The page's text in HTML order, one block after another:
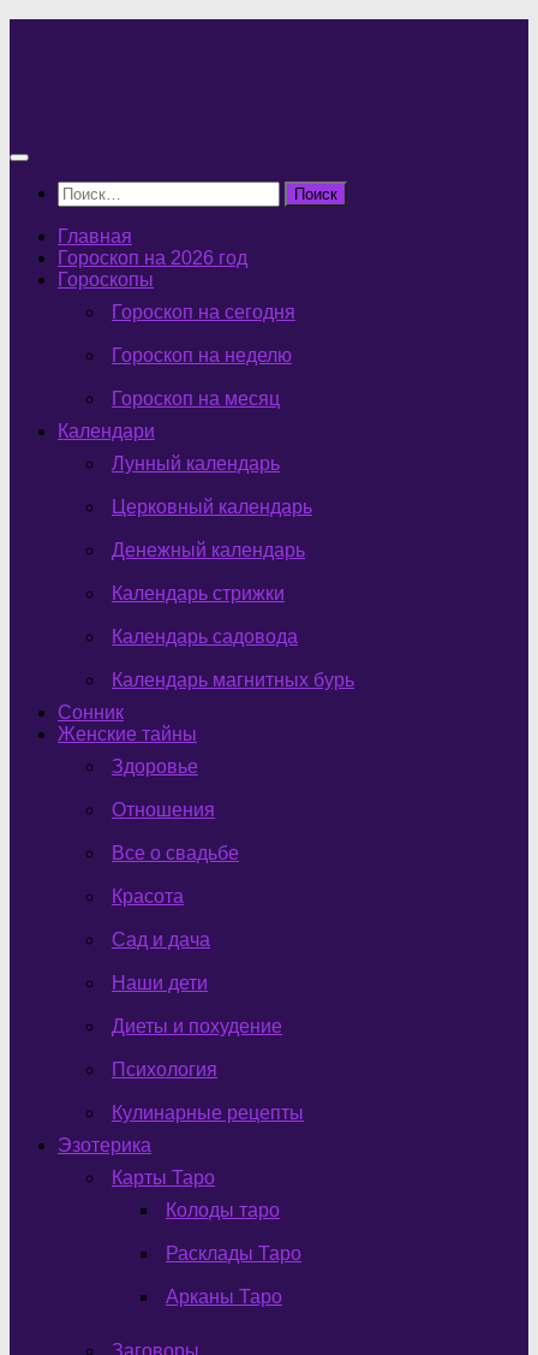
Найти:
Главная
Гороскоп на 2026 год
Гороскопы
Гороскоп на сегодня
Гороскоп на неделю
Гороскоп на месяц
Календари
Лунный календарь
Церковный календарь
Денежный календарь
Календарь стрижки
Календарь садовода
Календарь магнитных бурь
Сонник
Женские тайны
Здоровье
Отношения
Все о свадьбе
Красота
Сад и дача
Наши дети
Диеты и похудение
Психология
Кулинарные рецепты
Эзотерика
Карты Таро
Колоды таро
Расклады Таро
Арканы Таро
Заговоры